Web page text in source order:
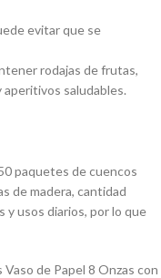
evitar que se
rodajas de frutas,
aperitivos saludables.
paquetes de cuencos
de madera, cantidad
usos diarios, por lo que
de Papel 8 Onzas con